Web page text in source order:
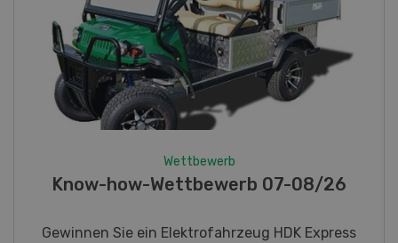
Fotorätsel 07-08/26
Gewinnen Sie eines von fünf LANDI